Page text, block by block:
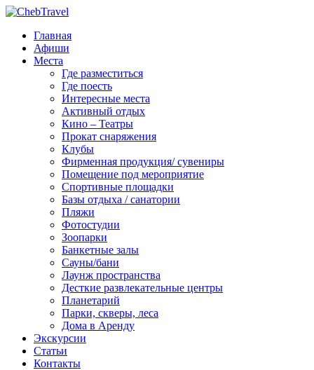
Главная
Афиши
Места
Где разместиться
Где поесть
Интересные места
Активный отдых
Кино – Театры
Прокат снаряжения
Клубы
Фирменная продукция/ сувениры
Помещение под мероприятие
Спортивные площадки
Базы отдыха / санатории
Пляжи
Фотостудии
Зоопарки
Банкетные залы
Сауны/бани
Лаунж пространства
Десткие развлекательные центры
Планетарий
Парки, скверы, леса
Дома в Аренду
Экскурсии
Статьи
Контакты